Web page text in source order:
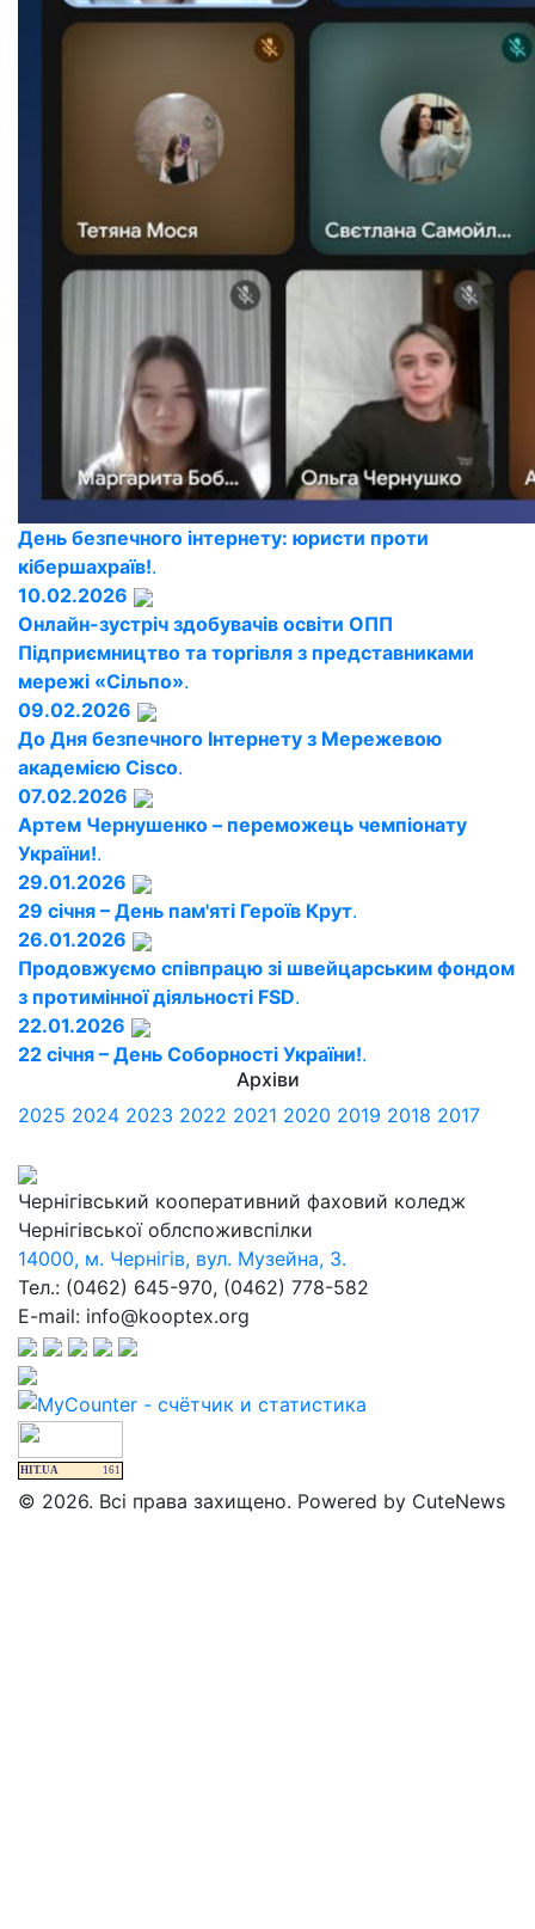
День безпечного інтернету: юристи проти
кібершахраїв!.
10.02.2026
Онлайн-зустріч здобувачів освіти ОПП
Підприємництво та торгівля з представниками
мережі «Сільпо».
09.02.2026
До Дня безпечного Інтернету з Мережевою
академією Cisco.
07.02.2026
Артем Чернушенко – переможець чемпіонату
України!.
29.01.2026
29 січня – День пам'яті Героїв Крут.
26.01.2026
Продовжуємо співпрацю зі швейцарським фондом
з протимінної діяльності FSD.
22.01.2026
22 січня – День Соборності України!.
Архіви
2025 2024 2023 2022 2021 2020 2019 2018 2017
Чернігівський кооперативний фаховий коледж
Чернігівської облспоживспілки
14000, м. Чернігів, вул. Музейна, 3.
Тел.: (0462) 645-970, (0462) 778-582
E-mail: info@kooptex.org
HIT.UA 161
© 2026. Всі права захищено. Powered by CuteNews